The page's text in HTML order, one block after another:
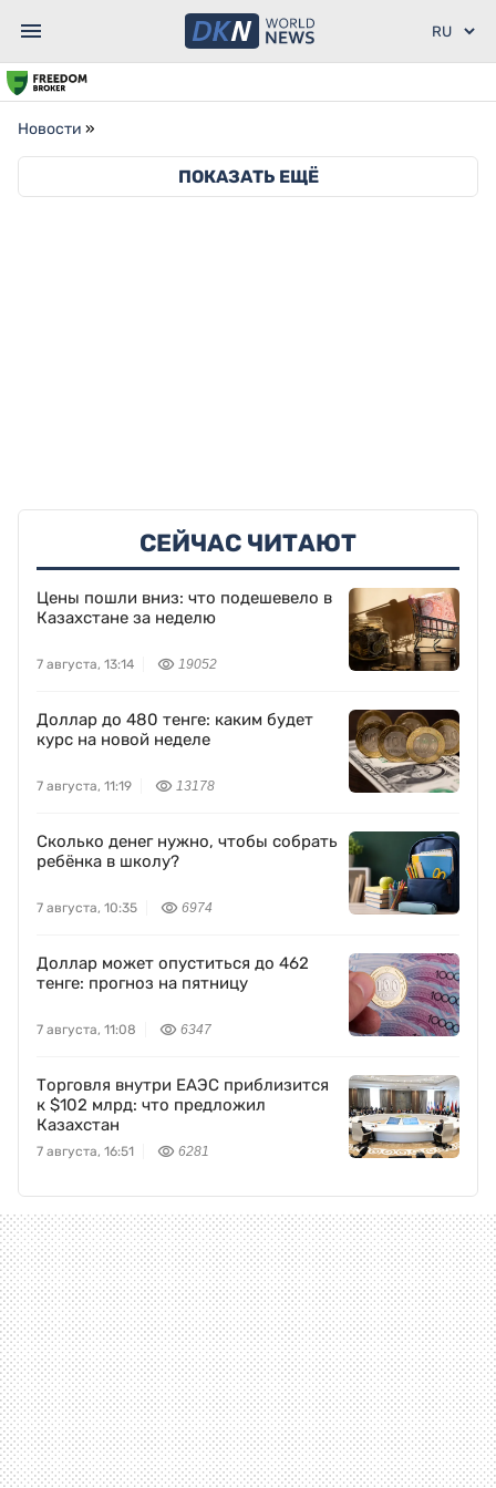
Новости »
ПОКАЗАТЬ ЕЩЁ
СЕЙЧАС ЧИТАЮТ
Цены пошли вниз: что подешевело в
Казахстане за неделю
7 августа, 13:14 19052
Доллар до 480 тенге: каким будет
курс на новой неделе
7 августа, 11:19 13178
Сколько денег нужно, чтобы собрать
ребёнка в школу?
7 августа, 10:35 6974
Доллар может опуститься до 462
тенге: прогноз на пятницу
7 августа, 11:08 6347
Торговля внутри ЕАЭС приблизится
к $102 млрд: что предложил
Казахстан
7 августа, 16:51 6281